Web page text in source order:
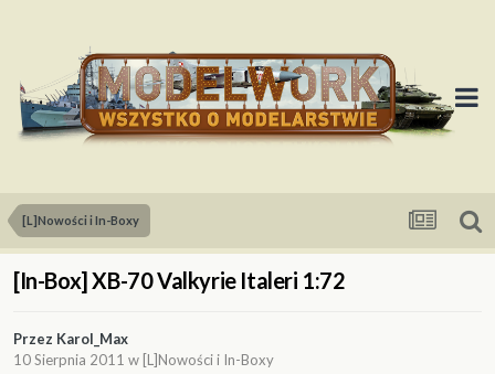
[L]Nowości i In-Boxy
[In-Box] XB-70 Valkyrie Italeri 1:72
Przez Karol_Max
10 Sierpnia 2011 w [L]Nowości i In-Boxy